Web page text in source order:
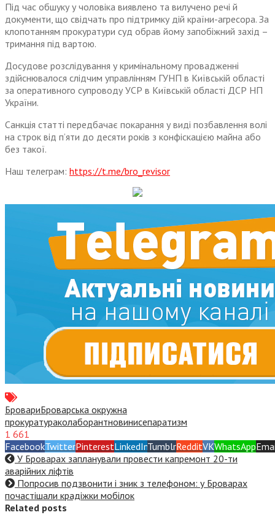
Під час обшуку у чоловіка виявлено та вилучено речі й
документи, що свідчать про підтримку дій країни-агресора. За
клопотанням прокуратури суд обрав йому запобіжний захід –
тримання під вартою.
Досудове розслідування у кримінальному провадженні
здійснювалося слідчим управлінням ГУНП в Київській області
за оперативного супроводу УСР в Київській області ДСР НП
України.
Санкція статті передбачає покарання у виді позбавлення волі
на строк від п’яти до десяти років з конфіскацією майна або
без такої.
Наш телеграм: https://t.me/bro_revisor
БровариБроварська окружна
прокуратураколаборантновинисепаратизм
1 661
FacebookTwitterPinterestLinkedInTumblrRedditVKWhatsApp
У Броварах запланували провести капремонт 20-ти
аварійних ліфтів
Попросив подзвонити і зник з телефоном: у Броварах
почастішали крадіжки мобілок
Related posts